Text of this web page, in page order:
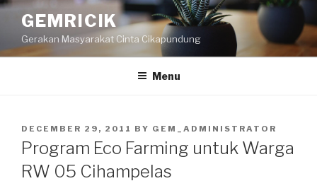
Skip
content
GEMRICIK
Gerakan Masyarakat Cinta Cikapundung
Menu
POSTED
ON
DECEMBER 29, 2011 BY GEM_ADMINISTRATOR
Program Eco Farming untuk Warga
RW 05 Cihampelas